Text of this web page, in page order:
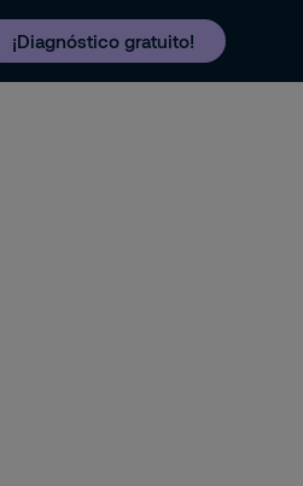
¡Diagnóstico gratuito!
con nosotros